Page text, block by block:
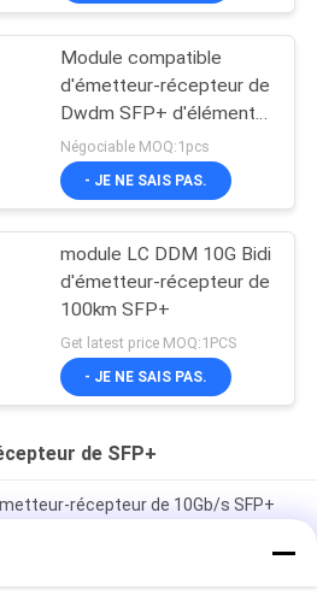
Module compatible
d'émetteur-récepteur de
Dwdm SFP+ d'élément
moteur 26db de Cisco
SFP 10G 100KM
Négociable MOQ:1pcs
- JE NE SAIS PAS.
module LC DDM 10G Bidi
d'émetteur-récepteur de
100km SFP+
Get latest price MOQ:1PCS
- JE NE SAIS PAS.
de SFP+
récepteur de 10Gb/s SFP+
Gbps 40KM 1270/1310nm 40KM